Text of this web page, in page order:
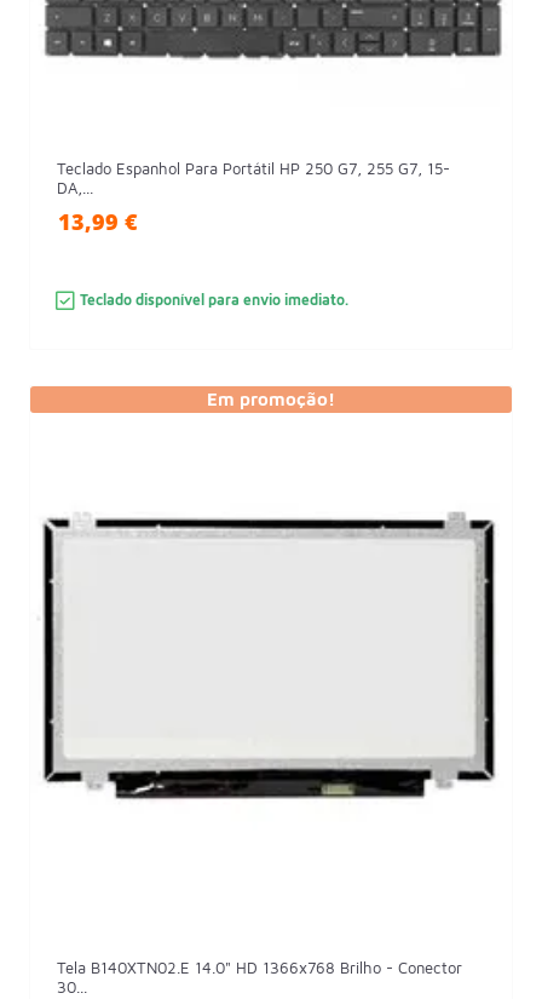
Teclado Espanhol Para Portátil HP 250 G7, 255 G7, 15-
DA,...
13,99 €
Teclado disponível para envio imediato.
Tela B140XTN02.E 14.0" HD 1366x768 Brilho - Conector
30...
Em promoção!